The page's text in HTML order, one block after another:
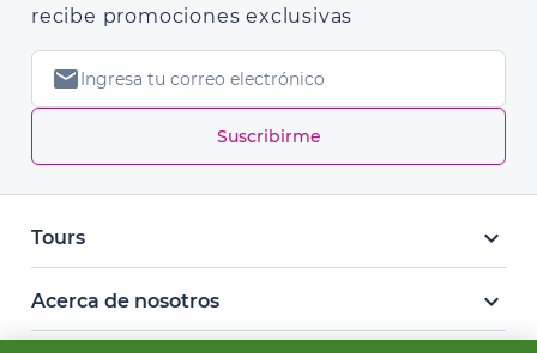
recibe promociones exclusivas
mail
Suscribirme
Tours keyboard_arrow_down
Acerca de nosotros keyboard_arrow_down